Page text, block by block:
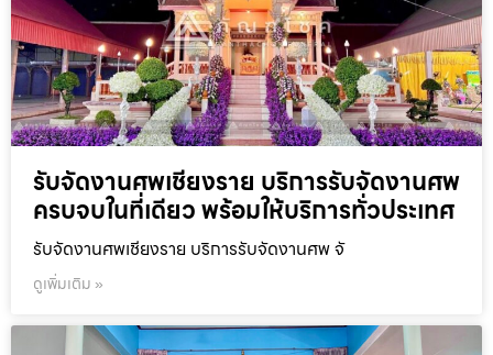
รับจัดงานศพเชียงราย บริการรับจัดงานศพ
ครบจบในที่เดียว พร้อมให้บริการทั่วประเทศ
รับจัดงานศพเชียงราย บริการรับจัดงานศพ จั
ดูเพิ่มเติม »